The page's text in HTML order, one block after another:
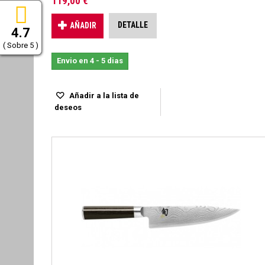
AÑADIR DETALLE
Envio en 4 - 5 dias
Añadir a la lista de
deseos
4.7
( Sobre 5 )